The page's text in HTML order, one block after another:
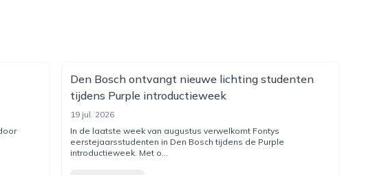
Den Bosch ontvangt nieuwe lichting studenten
tijdens Purple introductieweek
19 jul. 2026
In de laatste week van augustus verwelkomt Fontys
eerstejaarsstudenten in Den Bosch tijdens de Purple
introductieweek. Met o...